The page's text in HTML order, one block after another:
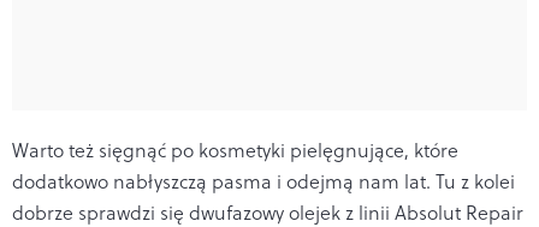
Warto też sięgnąć po kosmetyki pielęgnujące, które
dodatkowo nabłyszczą pasma i odejmą nam lat. Tu z kolei
dobrze sprawdzi się dwufazowy olejek z linii Absolut Repair